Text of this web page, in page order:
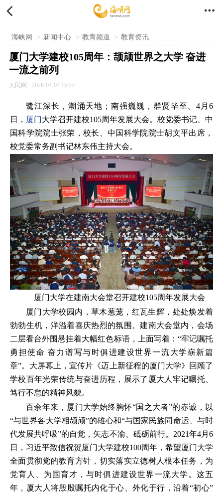
 
海峡网 > 新闻中心 > 教育频道 > 教育资讯
厦门大学建校105周年：颉颃世界之大学 奋进
一流之前列
人民网 2026-04-07 15:22
鹭江深长，潮涌天地；南强巍巍，群贤毕至。4月6
日， 厦门大学召开建校105周年发展大会。校党委书记、中
国科学院院士张荣，校长、中国科学院院士胡文平出席，
校党委常务副书记林东伟主持大会。
厦门大学在建南大会堂召开建校105周年发展大会
厦门大学校园内，草木葱茏，红瓦生辉，处处焕发着
勃勃生机，洋溢着喜庆热烈的氛围。建南大会堂内，会场
二层看台外围悬挂着大幅红色标语，上面写着：“牢记嘱托
勇担使命 奋力谱写与时俱进建设世界一流大学崭新篇
章”。大屏幕上，宣传片《迈上新征程的厦门大学》回顾了
学校百年光荣传统与奋进历程，展示了厦大人牢记嘱托、
笃行不怠的精神风貌。
百余年来，厦门大学始终胸怀“国之大者”的赤诚，以
“与世界各大学相颉颃”的雄心和“与国家民族同命运、与时
代发展共呼吸”的自觉，矢志不渝、砥砺前行。2021年4月6
日，习近平致信祝贺厦门大学建校100周年，希望厦门大学
全面贯彻党的教育方针，切实落实立德树人根本任务，为
党育人、为国育才，与时俱进建设世界一流大学。这五
年，厦大人将殷殷嘱托内化于心、外化于行，沿着“初心”